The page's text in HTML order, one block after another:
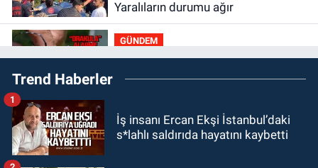
Yaralıların durumu ağır
GÜNDEM
10:06“Drakula” alarmı! Zonguldak,
Bartın ve Düzce tehdit altında
09:52
Trend Haberler
İş insanı Ercan Ekşi İstanbul’daki
s*lahlı saldırıda hayatını kaybetti
1